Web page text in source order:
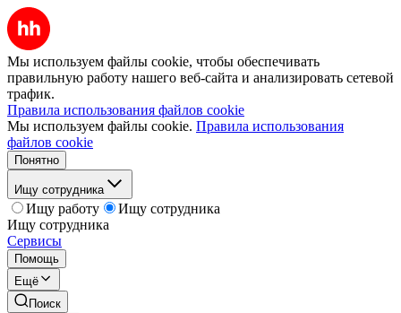
Мы используем файлы cookie, чтобы обеспечивать
правильную работу нашего веб-сайта и анализировать сетевой
трафик.
Правила использования файлов cookie
Мы используем файлы cookie. Правила использования
файлов cookie
Понятно
Ищу сотрудника
Ищу работу
Ищу сотрудника
Ищу сотрудника
Сервисы
Помощь
Ещё
Поиск